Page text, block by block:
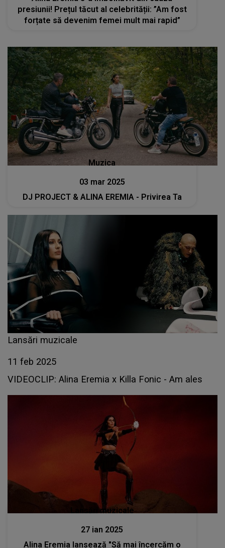
presiunii! Prețul tăcut al celebrității: ”Am fost
forțate să devenim femei mult mai rapid”
Muzica
03 mar 2025
DJ PROJECT & ALINA EREMIA - Privirea Ta
Lansări muzicale
11 feb 2025
VIDEOCLIP: Alina Eremia x Killa Fonic - Am ales
Lansări muzicale
27 ian 2025
Alina Eremia lansează "Să mai încercăm o